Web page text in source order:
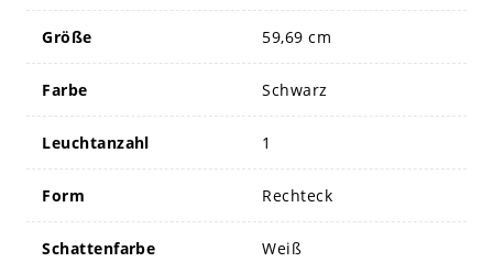
Größe 59,69 cm
Farbe Schwarz
Leuchtanzahl 1
Form Rechteck
Schattenfarbe Weiß